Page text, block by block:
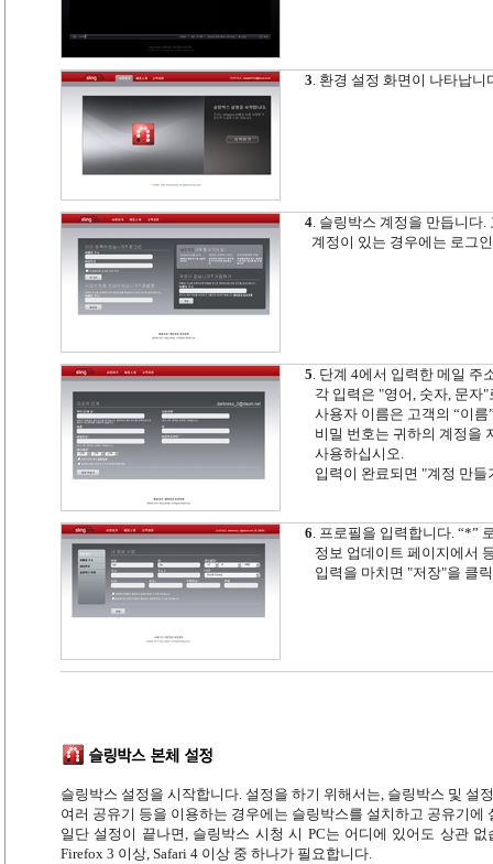
3. 환경 설정 화면이 나타납
4. 슬링박스 계정을 만듭니다
계정이 있는 경우에는 로그
5. 단계 4에서 입력한 메일 주
각 입력은 "영어, 숫자, 문자
사용자 이름은 고객의 “이
비밀 번호는 귀하의 계정을
사용하십시오.
입력이 완료되면 "계정 만들
6. 프로필을 입력합니다. “*”
정보 업데이트 페이지에서
입력을 마치면 "저장"을 클
슬링박스 설정을 시작합니다. 설정을 하기 위해서는, 슬링박스 및 설
여러 공유기 등을 이용하는 경우에는 슬링박스를 설치하고 공유기에
일단 설정이 끝나면, 슬링박스 시청 시 PC는 어디에 있어도 상관
Firefox 3 이상, Safari 4 이상 중 하나가 필요합니다.